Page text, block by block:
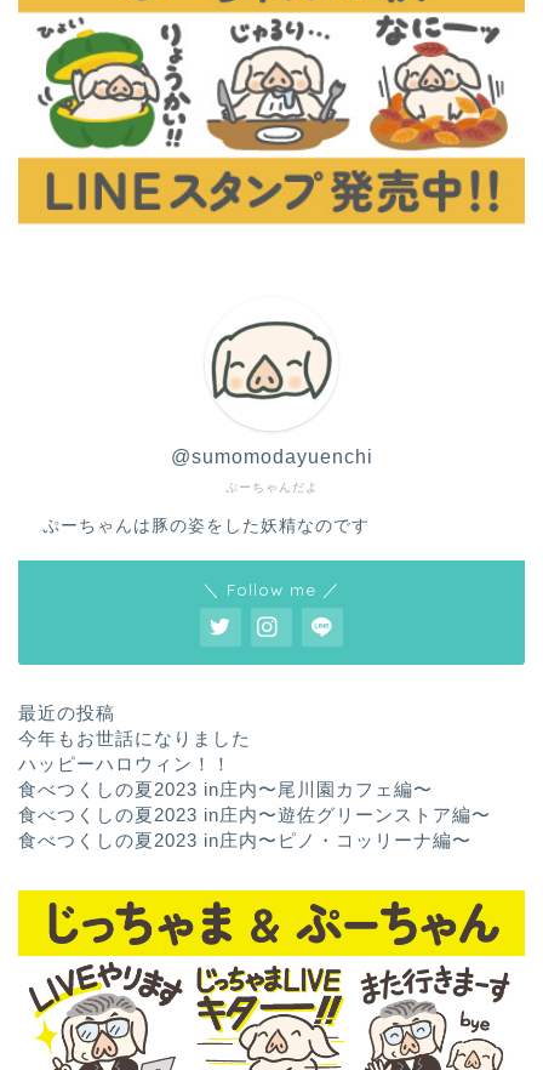
ぷーちゃんだよ
@sumomodayuenchi
ぷーちゃんは豚の姿をした妖精なのです
＼ Follow me ／
最近の投稿
今年もお世話になりました
ハッピーハロウィン！！
食べつくしの夏2023 in庄内〜尾川園カフェ編〜
食べつくしの夏2023 in庄内〜遊佐グリーンストア編〜
食べつくしの夏2023 in庄内〜ピノ・コッリーナ編〜
ホーム